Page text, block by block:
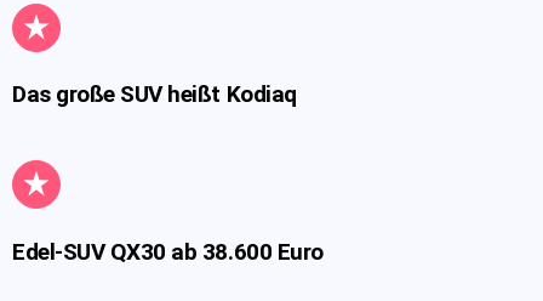
Das große SUV heißt Kodiaq
Edel-SUV QX30 ab 38.600 Euro